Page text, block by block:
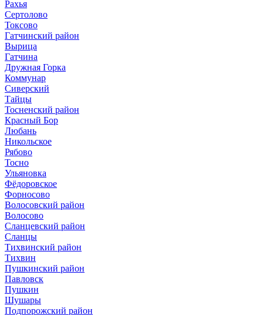
Рахья
Сертолово
Токсово
Гатчинский район
Вырица
Гатчина
Дружная Горка
Коммунар
Сиверский
Тайцы
Тосненский район
Красный Бор
Любань
Никольское
Рябово
Тосно
Ульяновка
Фёдоровское
Форносово
Волосовский район
Волосово
Сланцевский район
Сланцы
Тихвинский район
Тихвин
Пушкинский район
Павловск
Пушкин
Шушары
Подпорожский район